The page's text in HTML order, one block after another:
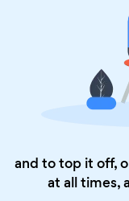
and to top it off,
at all times,